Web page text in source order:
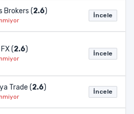
Brokers (2.6) İncele
(2.6) İncele
Trade (2.6) İncele